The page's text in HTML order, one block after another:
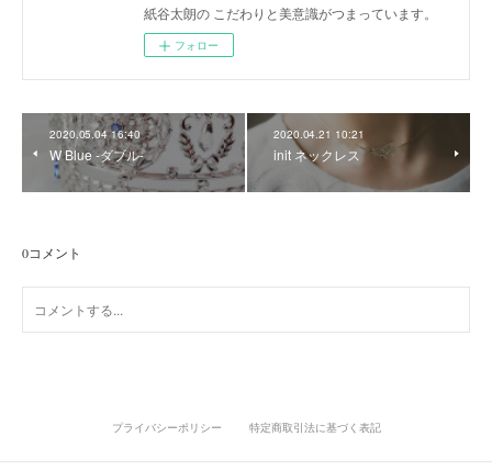
紙谷太朗の こだわりと美意識がつまっています。
フォロー
2020.05.04 16:40
W Blue -ダブル-
2020.04.21 10:21
init ネックレス
0コメント
プライバシーポリシー 特定商取引法に基づく表記